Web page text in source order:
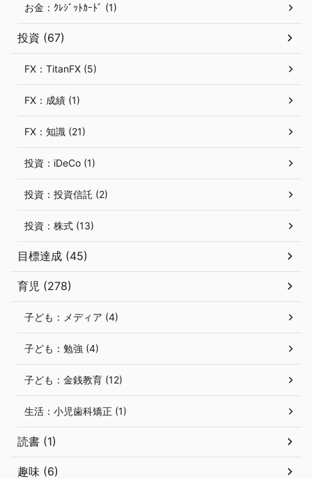
お金：ｸﾚｼﾞｯﾄｶｰﾄﾞ (1)
投資 (67)
FX：TitanFX (5)
FX：成績 (1)
FX：知識 (21)
投資：iDeCo (1)
投資：投資信託 (2)
投資：株式 (13)
目標達成 (45)
育児 (278)
子ども：メディア (4)
子ども：勉強 (4)
子ども：金銭教育 (12)
生活：小児歯科矯正 (1)
読書 (1)
趣味 (6)